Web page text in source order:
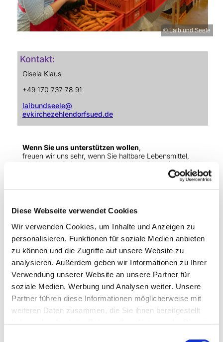
Diese Webseite verwendet Cookies
Wir verwenden Cookies, um Inhalte und Anzeigen zu
personalisieren, Funktionen für soziale Medien anbieten
zu können und die Zugriffe auf unsere Website zu
analysieren. Außerdem geben wir Informationen zu Ihrer
Verwendung unserer Website an unsere Partner für
soziale Medien, Werbung und Analysen weiter. Unsere
Partner führen diese Informationen möglicherweise mit
weiteren Daten zusammen, die Sie ihnen bereitgestellt
© Laib und Seele
Kontakt:
Gisela Klaus
+49 170 737 78 91
laibundseele@
evkirchezehlendorfsued.de
Wenn Sie uns unterstützen wollen,
freuen wir uns sehr, wenn Sie haltbare Lebensmittel,
wie Nudeln, Reis, Konserven, H-Milch, Brotaufstriche,
Gemeindebüro zu den Öffnungszeiten, dienstags
vormittags während der Lebensmittel-Ausgabe oder
vorgesehenen Schublade der Sitzbank im Vorraum.
Laib und Seele
Kalender